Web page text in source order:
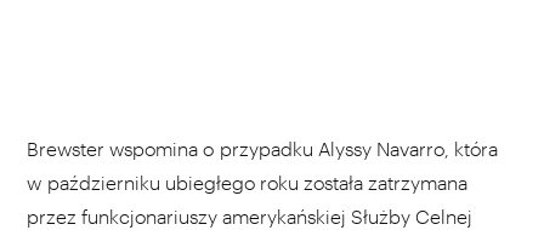
Brewster wspomina o przypadku Alyssy Navarro, która
w październiku ubiegłego roku została zatrzymana
przez funkcjonariuszy amerykańskiej Służby Celnej